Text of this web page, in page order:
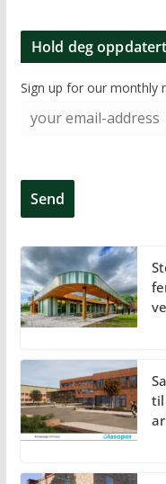
Hold deg
Sign up for our monthly
til